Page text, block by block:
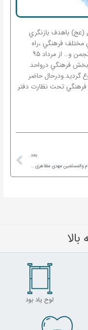
(عج) باهدف بازنگري
فرهنگي ،راه
اندازي واحدهاي فرهنگي جديد ومورد نياز انجمن و… از مرداد ۹۵
بخش فرهنگي درواحد
انديشه ) ازقبل از سال ۹۵ شروع گرديد.ودرحال حاضر
امام زمان (عج) ،۲۰ واحد فرهنگي تحت نظارت دفتر
بعد
حجت‌الاسلام والمسلمین مهدی مظاهری در گذشت
لوح یاد بود